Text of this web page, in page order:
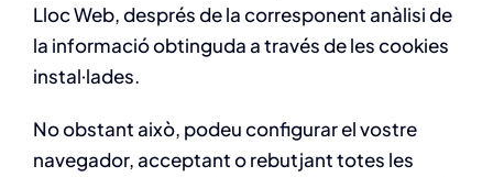
Lloc Web, després de la corresponent anàlisi de
la informació obtinguda a través de les cookies
instal·lades.
No obstant això, podeu configurar el vostre
navegador, acceptant o rebutjant totes les